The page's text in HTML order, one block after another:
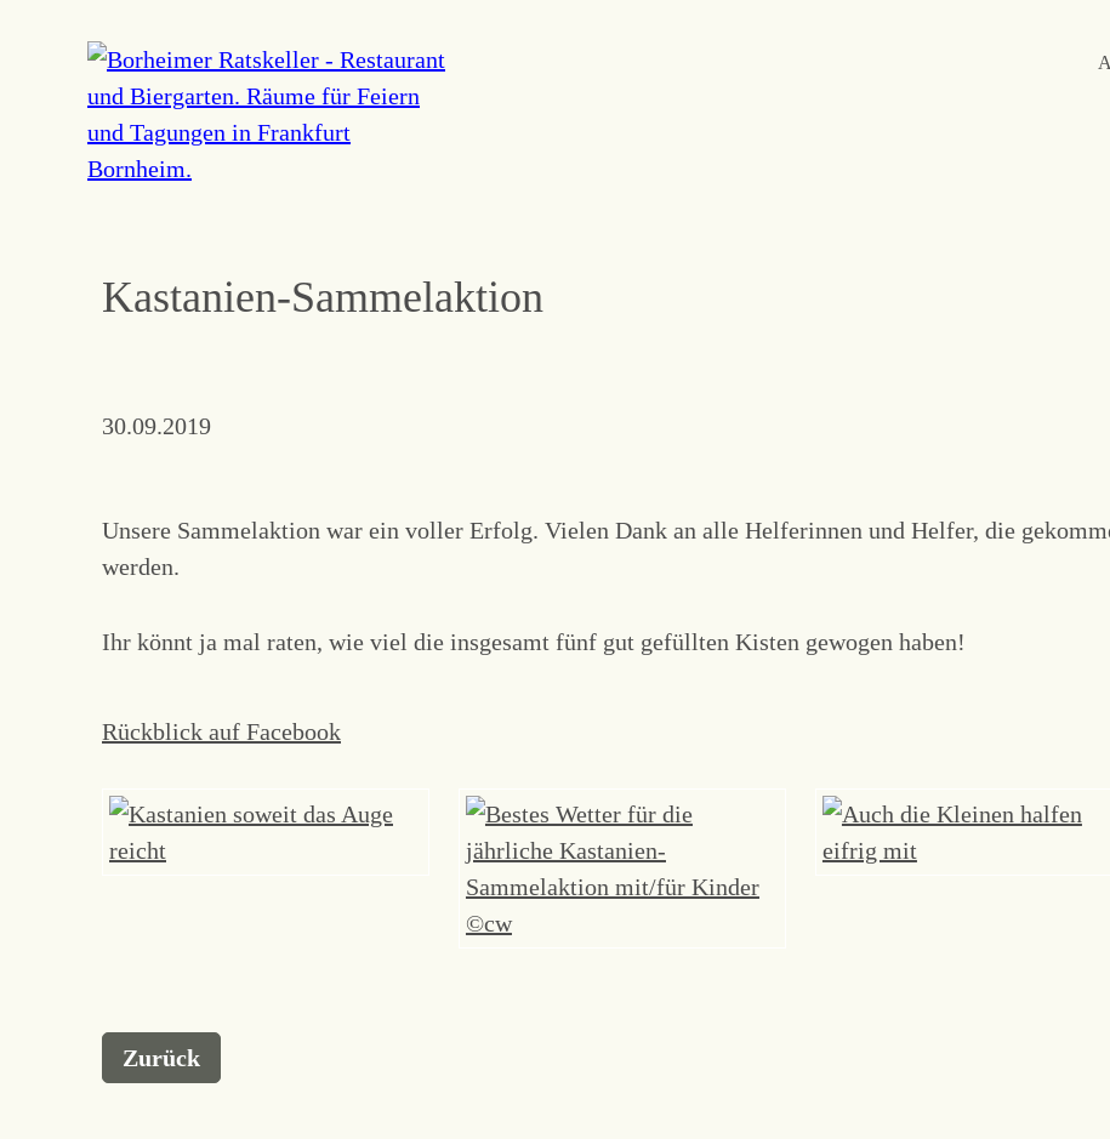
Navigation
überspringen
Kastanien-Sammelaktion
30.09.2019
Unsere Sammelaktion war ein voller Erfolg. Vielen Dank an alle Helferinnen und Helfer, die
werden.
Ihr könnt ja mal raten, wie viel die insgesamt fünf gut gefüllten Kisten gewogen haben!
Rückblick auf Facebook
Zurück